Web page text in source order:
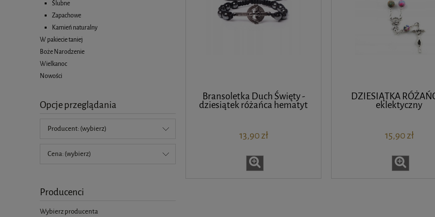
Ślubne
Zapachowe
Kamień naturalny
W pakiecie taniej
Boże Narodzenie
Wielkanoc
Nowości
Opcje przeglądania
Producent: (wybierz)
Cena: (wybierz)
Producenci
Wybierz producenta
Bransoletka Duch Święty -
dziesiątek różańca hematyt
13,90 zł
DZIESIĄTKA
eklektyczny
15,90 zł